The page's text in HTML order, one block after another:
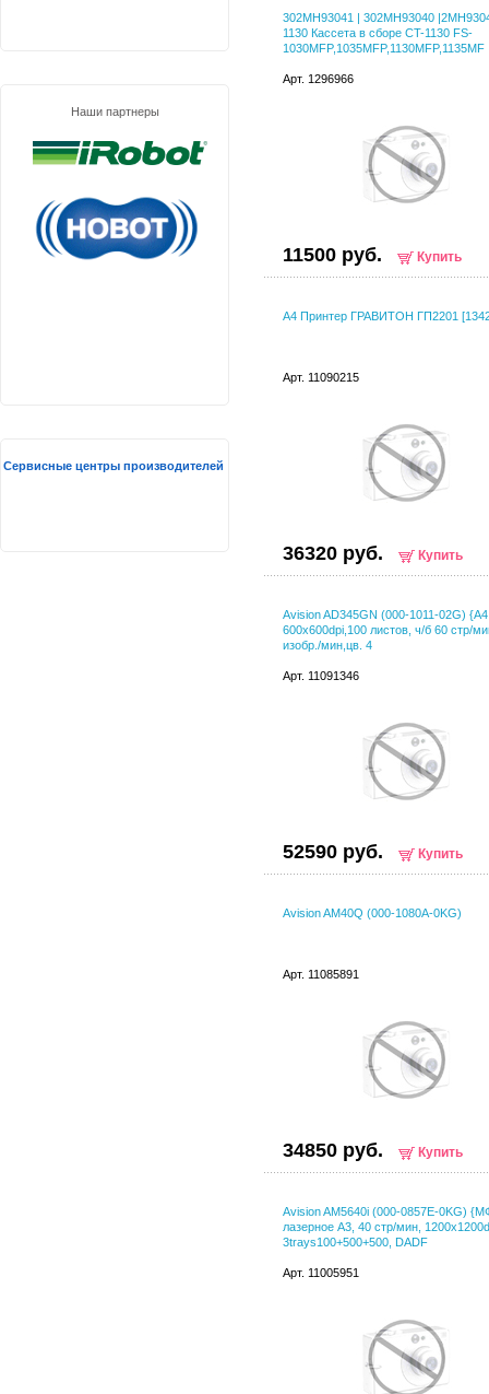
302MH93041 | 302MH93040
1130 Кассета в сборе CT-1130 FS-
1030MFP,1035MFP,1130MFP,1135MF
Арт. 1296966
11500 руб. Купить
A4 Принтер ГРАВИТОН ГП2201
Арт. 11090215
36320 руб. Купить
Avision AD345GN (000-1011-02G)
600x600dpi,100 листов, ч/б 60 стр/
изобр./мин,цв. 4
Арт. 11091346
52590 руб. Купить
Avision AM40Q (000-1080A-0KG)
Арт. 11085891
34850 руб. Купить
Avision AM5640i (000-0857E-0KG)
лазерное A3, 40 стр/мин,
3trays100+500+500, DADF
Арт. 11005951
Наши партнеры
Сервисные центры производителей